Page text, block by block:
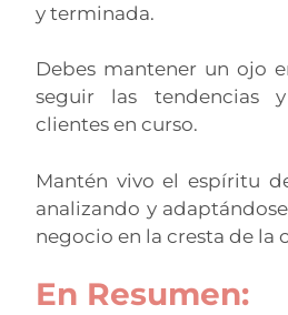
y terminada.
Debes mantener un ojo
seguir las tendencias
clientes en curso.
Mantén vivo el espíritu
analizando y
negocio en la cresta de la
En Resumen: